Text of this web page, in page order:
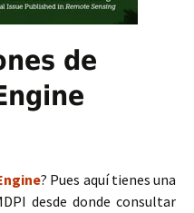
de
? Pues aquí tienes una
desde donde consultar